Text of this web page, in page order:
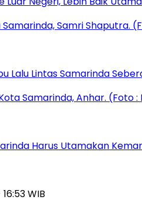
Lalu Lintas Samarinda
Harus Utamakan
WIB